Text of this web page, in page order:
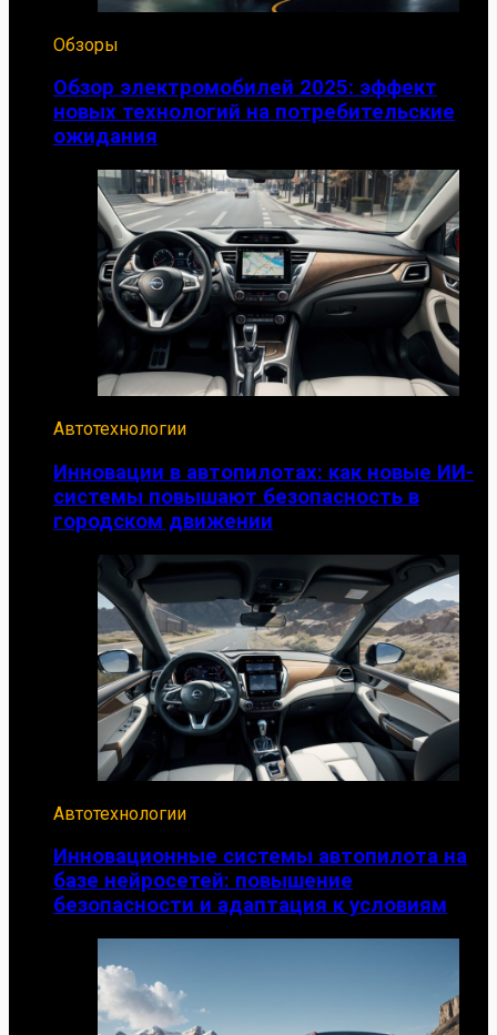
Обзоры
Обзор электромобилей 2025: эффект
новых технологий на потребительские
ожидания
Автотехнологии
Инновации в автопилотах: как новые ИИ-
системы повышают безопасность в
городском движении
Автотехнологии
Инновационные системы автопилота на
базе нейросетей: повышение
безопасности и адаптация к условиям